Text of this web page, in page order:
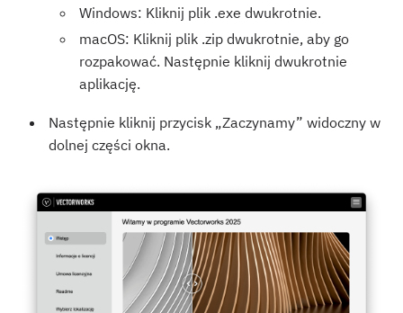
Windows: Kliknij plik .exe dwukrotnie.
macOS: Kliknij plik .zip dwukrotnie, aby go
rozpakować. Następnie kliknij dwukrotnie
aplikację.
Następnie kliknij przycisk „Zaczynamy” widoczny w
dolnej części okna.